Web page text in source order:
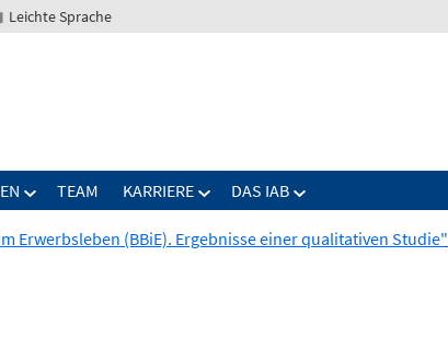
Leichte Sprache
TEAM KARRIERE DAS IAB
Erwerbsleben (BBiE). Ergebnisse einer qualitativen Studie"